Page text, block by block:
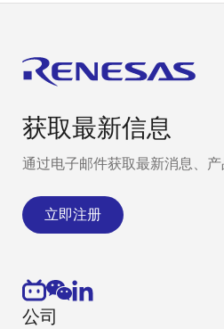
获取最新信息
通过电子邮件获取最新消息、产
立即注册
公司